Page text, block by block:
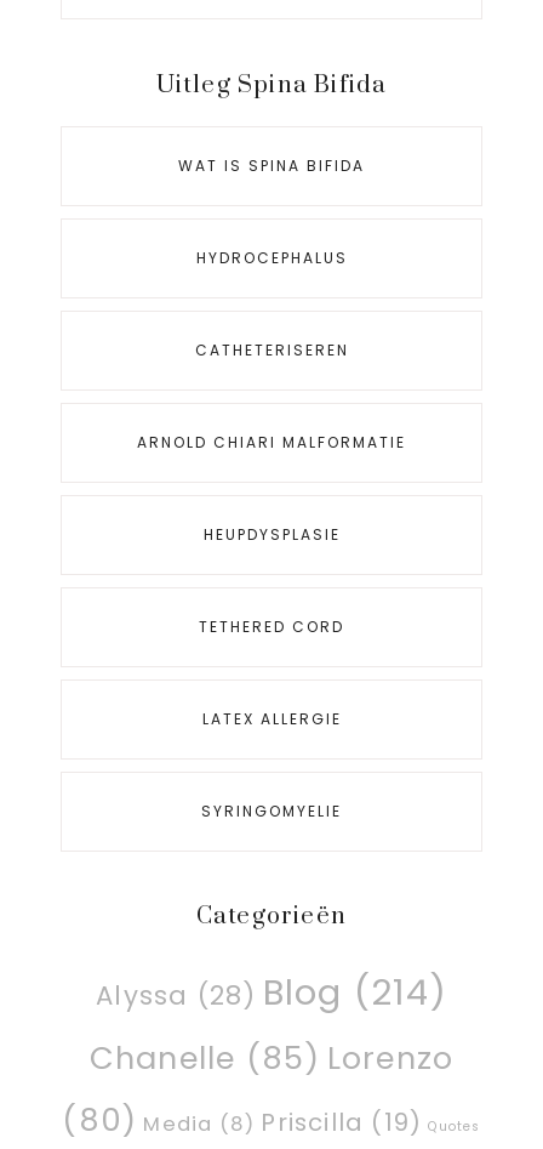
Uitleg Spina Bifida
WAT IS SPINA BIFIDA
HYDROCEPHALUS
CATHETERISEREN
ARNOLD CHIARI MALFORMATIE
HEUPDYSPLASIE
TETHERED CORD
LATEX ALLERGIE
SYRINGOMYELIE
Categorieën
Alyssa (28) Blog (214)
Chanelle (85) Lorenzo
(80) Media (8) Priscilla (19) Quotes